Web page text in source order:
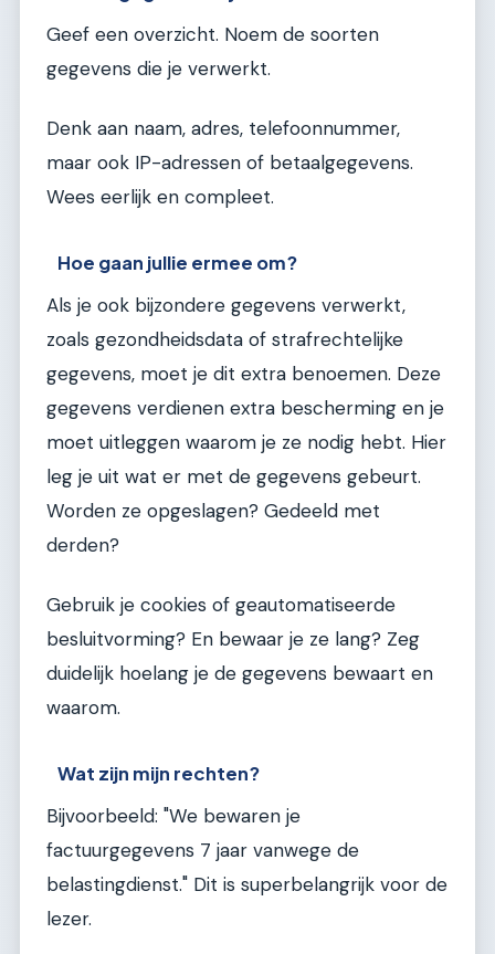
Geef een overzicht. Noem de soorten
gegevens die je verwerkt.
Denk aan naam, adres, telefoonnummer,
maar ook IP-adressen of betaalgegevens.
Wees eerlijk en compleet.
Hoe gaan jullie ermee om?
Als je ook bijzondere gegevens verwerkt,
zoals gezondheidsdata of strafrechtelijke
gegevens, moet je dit extra benoemen. Deze
gegevens verdienen extra bescherming en je
moet uitleggen waarom je ze nodig hebt. Hier
leg je uit wat er met de gegevens gebeurt.
Worden ze opgeslagen? Gedeeld met
derden?
Gebruik je cookies of geautomatiseerde
besluitvorming? En bewaar je ze lang? Zeg
duidelijk hoelang je de gegevens bewaart en
waarom.
Wat zijn mijn rechten?
Bijvoorbeeld: "We bewaren je
factuurgegevens 7 jaar vanwege de
belastingdienst." Dit is superbelangrijk voor de
lezer.